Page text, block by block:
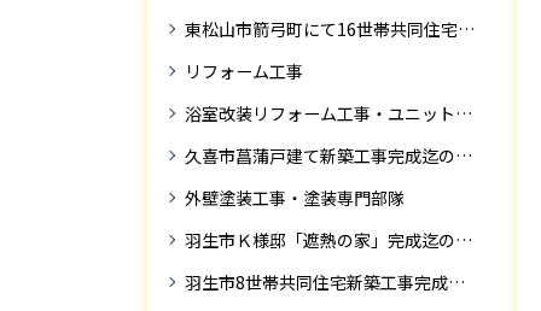
東松山市箭弓町にて16世帯共同住宅新築工事完成迄の紹介です。
リフォーム工事
浴室改装リフォーム工事・ユニットバス専門部隊
久喜市菖蒲戸建て新築工事完成迄の紹介
外壁塗装工事・塗装専門部隊
羽生市Ｋ様邸「遮熱の家」完成迄の紹介です
羽生市8世帯共同住宅新築工事完成迄の紹介